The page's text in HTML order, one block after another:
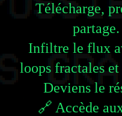
Télécharge,
partage.
Infiltre le flux
loops fractales
Deviens le
🔗 Accède